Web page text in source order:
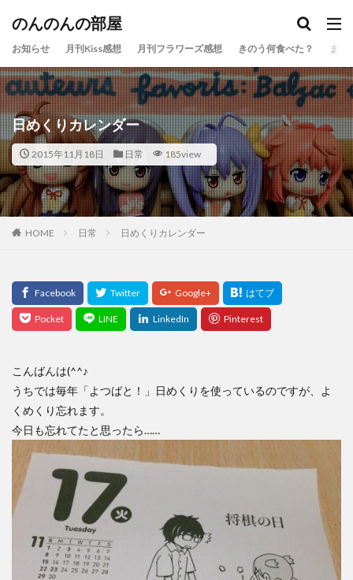
のんのんの部屋
お知らせ 月刊Kiss感想 月刊フラワーズ感想 きのう何食べた？ まん
日めくりカレンダー
2015年11月18日 日常 185view
HOME 日常 日めくりカレンダー
こんばんは(^^♪
うちでは毎年「よつばと！」日めくりを使っているのですが、よ
くめくり忘れます。
今日も忘れてたと思ったら……